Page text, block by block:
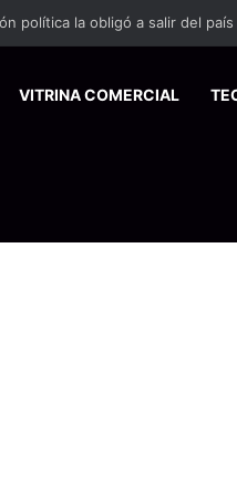
VITRINA COMERCIAL